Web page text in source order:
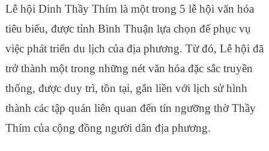
Lễ hội Dinh Thầy Thím là một trong 5 lễ hội văn hóa
tiêu biểu, được tỉnh Bình Thuận lựa chọn để phục vụ
việc phát triển du lịch của địa phương. Từ đó, Lễ hội đã
trở thành một trong những nét văn hóa đặc sắc truyền
thống, được duy trì, tồn tại, gắn liền với lịch sử hình
thành các tập quán liên quan đến tín ngưỡng thờ Thầy
Thím của cộng đồng người dân địa phương.